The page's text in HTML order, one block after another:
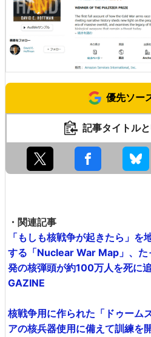
優先ソー
記事タイトル
・関連記事
「もしも核戦争が起きたら」を
する「Nuclear War Map」、
発の核弾頭が約100万人を死に
GAZINE
核戦争用に作られた「ドゥーム
アの核兵器使用に備えて訓練を